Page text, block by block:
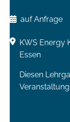
auf Anfrage
KWS Energy
Essen
Diesen
Veranstaltung